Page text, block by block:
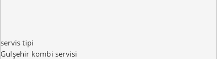
servis tipi
Gülşehir kombi servisi